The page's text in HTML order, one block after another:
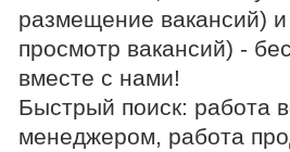
размещение вакансий)
просмотр вакансий) -
вместе с нами!
Быстрый поиск: работа
менеджером, работа